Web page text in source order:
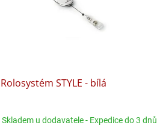
Rolosystém STYLE - bílá
Skladem u dodavatele - Expedice do 3 dnů